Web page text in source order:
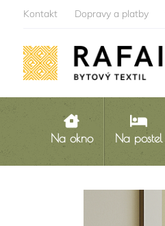
Kontakt Dopravy a platby
Na okno Na postel